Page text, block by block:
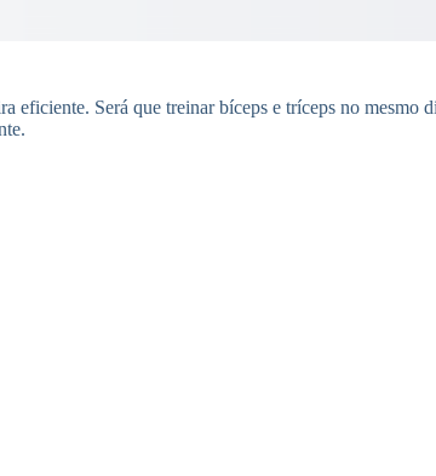
eficiente. Será que treinar bíceps e tríceps no mesmo